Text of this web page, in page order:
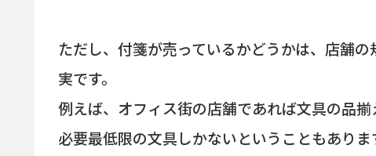
ただし、付箋が売っているかどうかは、店舗
実です。
例えば、オフィス街の店舗であれば文具の品
必要最低限の文具しかないということもありま